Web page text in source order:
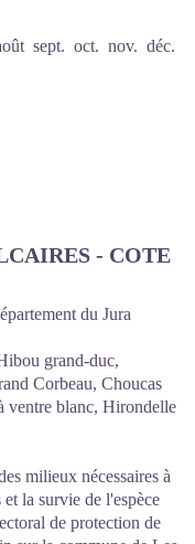
sept. oct. nov. déc.
- COTE
du Jura
grand-duc,
Corbeau, Choucas
ventre blanc, Hirondelle
milieux nécessaires à
la survie de l'espèce
de protection de